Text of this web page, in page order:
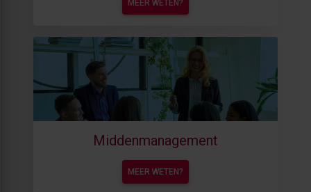
MEER WETEN?
Middenmanagement
MEER WETEN?